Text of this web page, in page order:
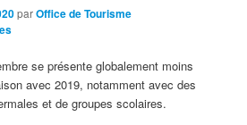
parOffice de Tourisme
se présente globalement moins
avec 2019, notamment avec des
et de groupes scolaires.